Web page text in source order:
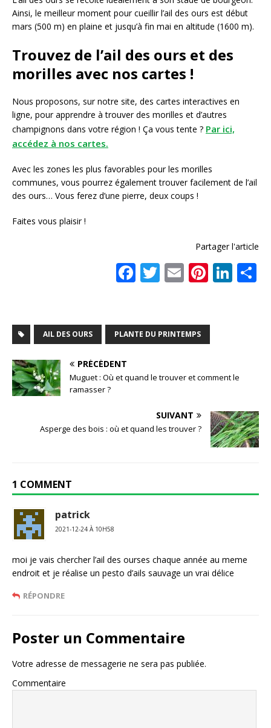
Ainsi, le meilleur moment pour cueillir l’ail des ours est début
mars (500 m) en plaine et jusqu’à fin mai en altitude (1600 m).
Trouvez de l’ail des ours et des
morilles avec nos cartes !
Nous proposons, sur notre site, des cartes interactives en
ligne, pour apprendre à trouver des morilles et d’autres
champignons dans votre région ! Ça vous tente ? Par ici,
accédez à nos cartes.
Avec les zones les plus favorables pour les morilles
communes, vous pourrez également trouver facilement de l’ail
des ours… Vous ferez d’une pierre, deux coups !
Faites vous plaisir !
Partager l'article
F
e
b
o
o
T
te
r
E
l
Pi
st
Li
AIL DES OURS PLANTE DU PRINTEMPS
PRÉCÉDENT
Muguet : Où et quand le trouver et comment le
ramasser ?
SUIVANT
Asperge des bois : où et quand les trouver ?
1 COMMENT
patrick
2021-12-24 À 10H58
moi je vais chercher l’ail des ourses chaque année au meme
endroit et je réalise un pesto d’ails sauvage un vrai délice
RÉPONDRE
Poster un Commentaire
Votre adresse de messagerie ne sera pas publiée.
Commentaire